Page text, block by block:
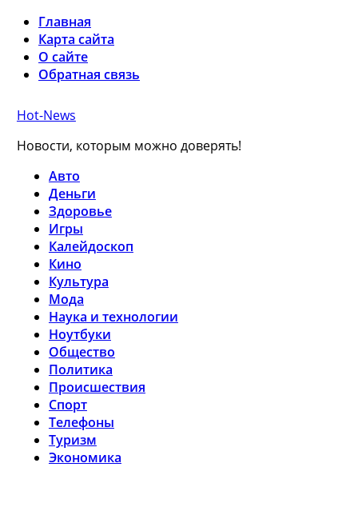
Главная
Карта сайта
О сайте
Обратная связь
Hot-News
Новости, которым можно доверять!
Авто
Деньги
Здоровье
Игры
Калейдоскоп
Кино
Культура
Мода
Наука и технологии
Ноутбуки
Общество
Политика
Происшествия
Спорт
Телефоны
Туризм
Экономика